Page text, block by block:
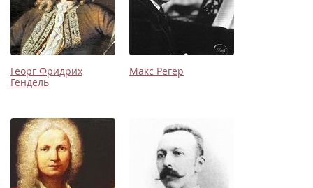
Георг Фридрих
Гендель
Макс Регер